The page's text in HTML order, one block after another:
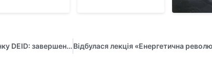
Експерти обговорили інтеркультурний розвиток та оцінку DEID: завершення проєкту Жана Моне